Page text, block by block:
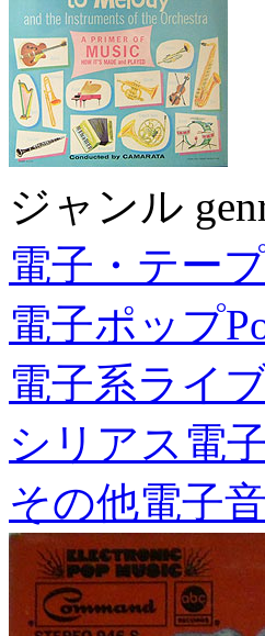
ジャンル
電子・テー
電子ポップ
電子系ライ
シリアス電
その他電子